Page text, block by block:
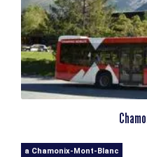
a Chamonix-Mont-Blanc